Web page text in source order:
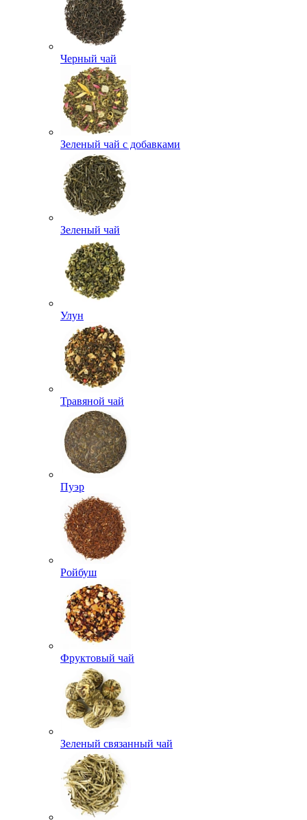
Черный чай
Зеленый чай с добавками
Зеленый чай
Улун
Травяной чай
Пуэр
Ройбуш
Фруктовый чай
Зеленый связанный чай